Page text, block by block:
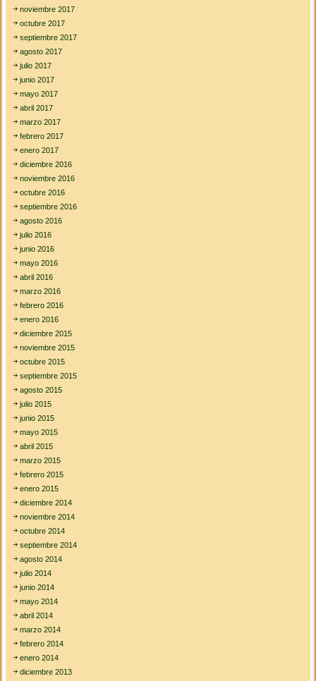
noviembre 2017
octubre 2017
septiembre 2017
agosto 2017
julio 2017
junio 2017
mayo 2017
abril 2017
marzo 2017
febrero 2017
enero 2017
diciembre 2016
noviembre 2016
octubre 2016
septiembre 2016
agosto 2016
julio 2016
junio 2016
mayo 2016
abril 2016
marzo 2016
febrero 2016
enero 2016
diciembre 2015
noviembre 2015
octubre 2015
septiembre 2015
agosto 2015
julio 2015
junio 2015
mayo 2015
abril 2015
marzo 2015
febrero 2015
enero 2015
diciembre 2014
noviembre 2014
octubre 2014
septiembre 2014
agosto 2014
julio 2014
junio 2014
mayo 2014
abril 2014
marzo 2014
febrero 2014
enero 2014
diciembre 2013